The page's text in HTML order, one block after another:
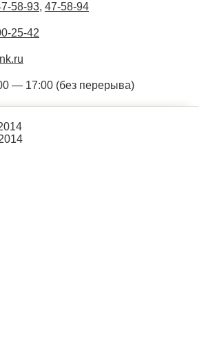
58-93, 47-58-94
25-42
— 17:00 (без перерыва)